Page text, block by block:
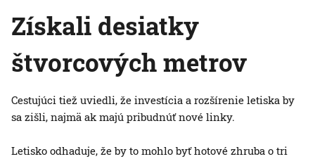
Získali desiatky
štvorcových metrov
Cestujúci tiež uviedli, že investícia a rozšírenie letiska by
sa zišli, najmä ak majú pribudnúť nové linky.
Letisko odhaduje, že by to mohlo byť hotové zhruba o tri